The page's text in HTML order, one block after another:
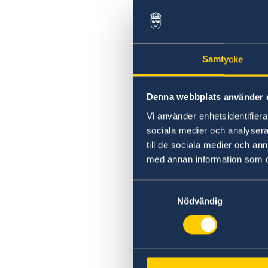
Samtycke
Denna webbplats använder
Vi använder
sociala medier och
till de sociala medier och
med annan information som
Nödvändig